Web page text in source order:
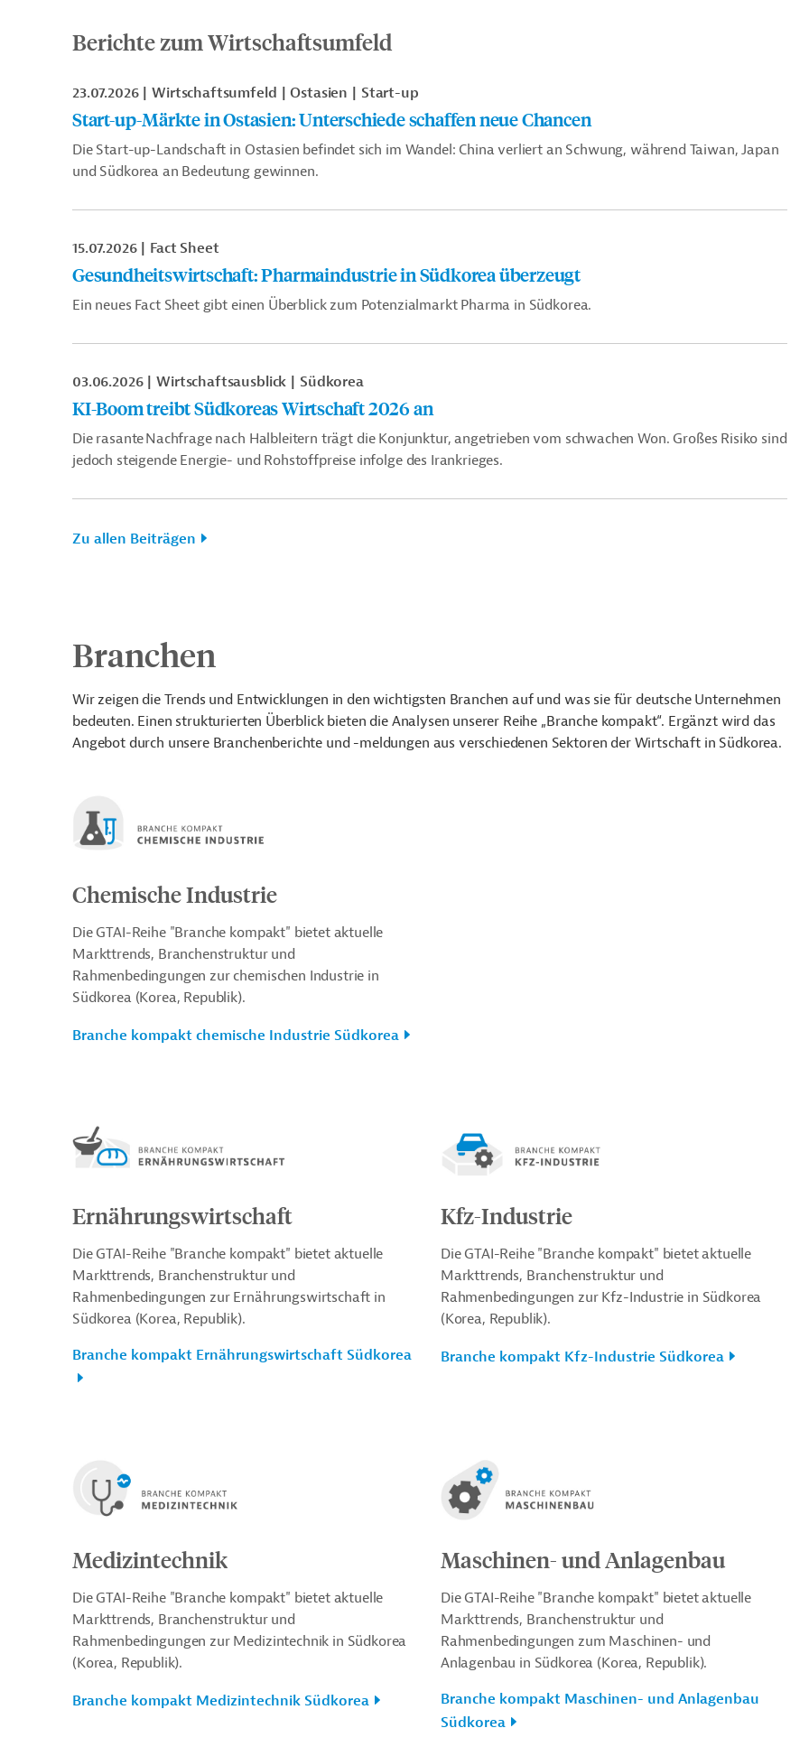
Berichte zum Wirtschaftsumfeld
23.07.2026 Wirtschaftsumfeld Ostasien Start-up
Start-up-Märkte in Ostasien: Unterschiede schaffen neue Chancen
Die Start-up-Landschaft in Ostasien befindet sich im Wandel: China verliert an Schwung, während Taiwan, Japan
und Südkorea an Bedeutung gewinnen.
15.07.2026 Fact Sheet
Gesundheitswirtschaft: Pharmaindustrie in Südkorea überzeugt
Ein neues Fact Sheet gibt einen Überblick zum Potenzialmarkt Pharma in Südkorea.
03.06.2026 Wirtschaftsausblick Südkorea
KI-Boom treibt Südkoreas Wirtschaft 2026 an
Die rasanteNachfrage nach Halbleitern trägt die Konjunktur, angetrieben vom schwachen Won. Großes Risiko sind
jedoch steigende Energie- und Rohstoffpreise infolge des Irankrieges.
Zu allen Beiträgen
Branchen
Wir zeigen die Trends und Entwicklungen in den wichtigsten Branchen auf und was sie für deutsche Unternehmen
bedeuten. Einen strukturierten Überblick bieten die Analysen unserer Reihe „Branche kompakt“. Ergänzt wird das
Angebot durch unsere Branchenberichte und -meldungen aus verschiedenen Sektoren der Wirtschaft in Südkorea.
Chemische Industrie
Die GTAI-Reihe "Branche kompakt" bietet aktuelle
Markttrends, Branchenstruktur und
Rahmenbedingungen zur chemischen Industrie in
Südkorea (Korea, Republik).
Branche kompakt chemische Industrie Südkorea
Ernährungswirtschaft
Die GTAI-Reihe "Branche kompakt" bietet aktuelle
Markttrends, Branchenstruktur und
Rahmenbedingungen zur Ernährungswirtschaft in
Südkorea (Korea, Republik).
Branche kompakt Ernährungswirtschaft Südkorea
Kfz-Industrie
Die GTAI-Reihe "Branche kompakt" bietet aktuelle
Markttrends, Branchenstruktur und
Rahmenbedingungen zur Kfz-Industrie in Südkorea
(Korea, Republik).
Branche kompakt Kfz-Industrie Südkorea
Medizintechnik
Die GTAI-Reihe "Branche kompakt" bietet aktuelle
Markttrends, Branchenstruktur und
Rahmenbedingungen zur Medizintechnik in Südkorea
(Korea, Republik).
Branche kompakt Medizintechnik Südkorea
Maschinen- und Anlagenbau
Die GTAI-Reihe "Branche kompakt" bietet aktuelle
Markttrends, Branchenstruktur und
Rahmenbedingungen zum Maschinen- und
Anlagenbau in Südkorea (Korea, Republik).
Branche kompakt Maschinen- und Anlagenbau
Südkorea